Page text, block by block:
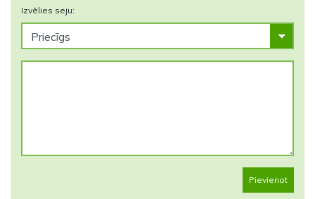
Izvēlies seju:
Pievienot